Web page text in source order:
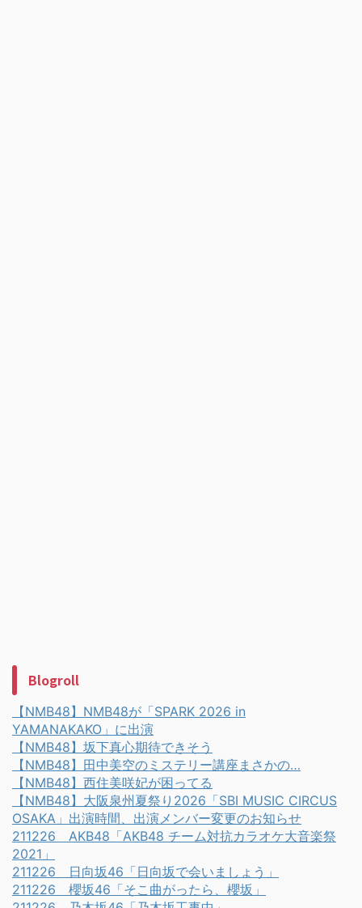
Blogroll
【NMB48】NMB48が「SPARK 2026 in
YAMANAKAKO」に出演
【NMB48】坂下真心期待できそう
【NMB48】田中美空のミステリー講座まさかの…
【NMB48】西住美咲妃が困ってる
【NMB48】大阪泉州夏祭り2026「SBI MUSIC CIRCUS
OSAKA」出演時間、出演メンバー変更のお知らせ
211226 AKB48「AKB48 チーム対抗カラオケ大音楽祭
2021」
211226 日向坂46「日向坂で会いましょう」
211226 櫻坂46「そこ曲がったら、櫻坂」